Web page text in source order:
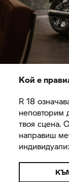
Кой е
R 18
неповторим
твоя сцена.
направиш